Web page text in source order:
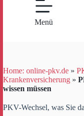
Menü
Home: online-pkv.de »
Krankenversicherung »
wissen müssen
PKV-Wechsel, was Sie